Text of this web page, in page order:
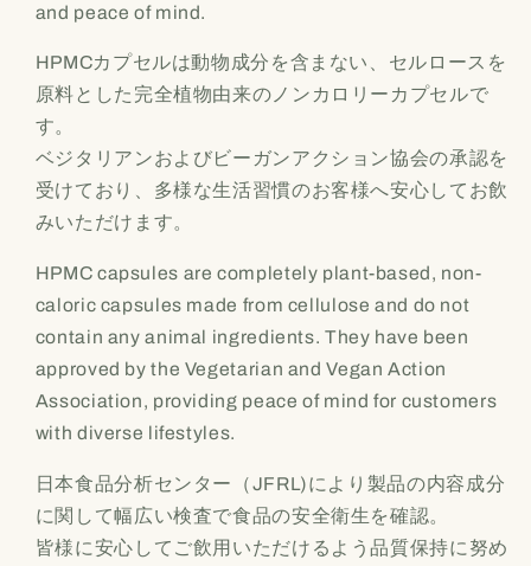
and peace of mind.
HPMCカプセルは動物成分を含まない、セルロースを
原料とした完全植物由来のノンカロリーカプセルで
す。
ベジタリアンおよびビーガンアクション協会の承認を
受けており、多様な生活習慣のお客様へ安心してお飲
みいただけます。
HPMC capsules are completely plant-based, non-
caloric capsules made from cellulose and do not
contain any animal ingredients. They have been
approved by the Vegetarian and Vegan Action
Association, providing peace of mind for customers
with diverse lifestyles.
日本食品分析センター（JFRL)により製品の内容成分
に関して幅広い検査で食品の安全衛生を確認。
皆様に安心してご飲用いただけるよう品質保持に努め